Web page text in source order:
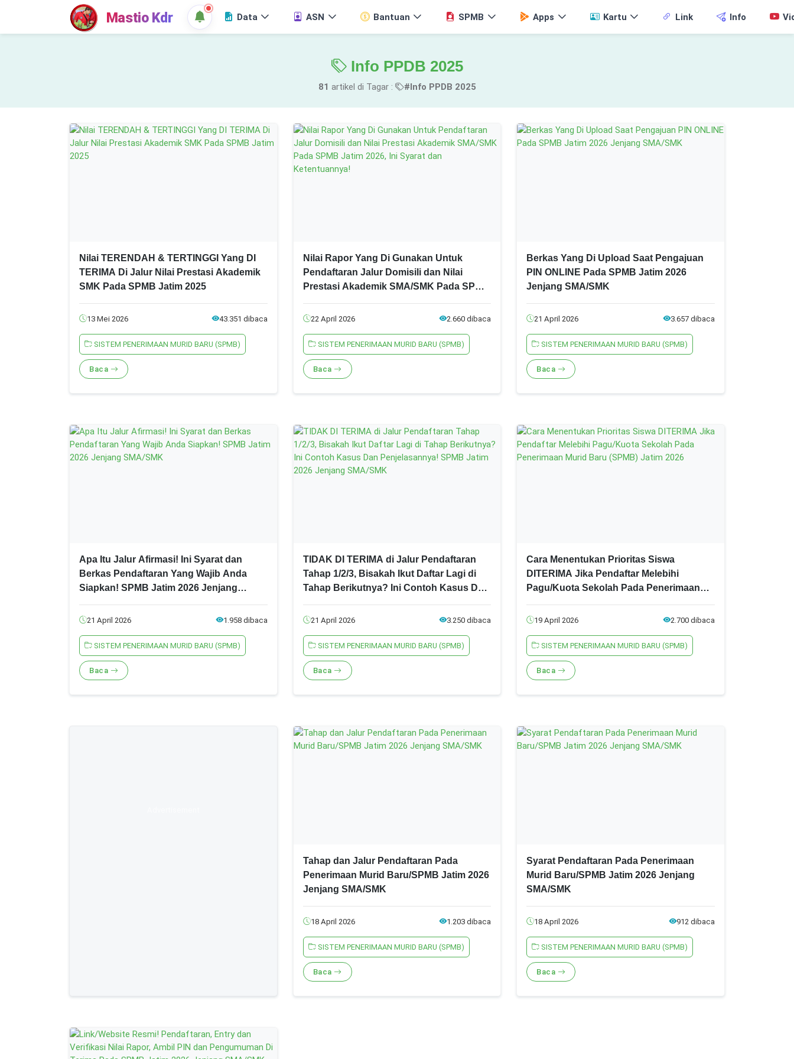
Mastio Kdr Data ASN Bantuan SPMB Apps Kartu Link Info
Info PPDB 2025
81 artikel di Tagar : #Info PPDB 2025
Nilai TERENDAH & TERTINGGI Yang DI
TERIMA Di Jalur Nilai Prestasi Akademik
SMK Pada SPMB Jatim 2025
13 Mei 2026 43.351 dibaca
SISTEM PENERIMAAN MURID BARU (SPMB)
Baca
Nilai Rapor Yang Di Gunakan Untuk
Pendaftaran Jalur Domisili dan Nilai
Prestasi Akademik SMA/SMK Pada SPMB
22 April 2026 2.660 dibaca
SISTEM PENERIMAAN MURID BARU (SPMB)
Baca
Berkas Yang Di Upload Saat Pengajuan
PIN ONLINE Pada SPMB Jatim 2026
Jenjang SMA/SMK
21 April 2026 3.657 dibaca
SISTEM PENERIMAAN MURID BARU (SPMB)
Baca
Apa Itu Jalur Afirmasi! Ini Syarat dan
Berkas Pendaftaran Yang Wajib Anda
Siapkan! SPMB Jatim 2026 Jenjang
21 April 2026 1.958 dibaca
SISTEM PENERIMAAN MURID BARU (SPMB)
Baca
TIDAK DI TERIMA di Jalur Pendaftaran
Tahap 1/2/3, Bisakah Ikut Daftar Lagi di
Tahap Berikutnya? Ini Contoh Kasus Dan
SMA/SMK
21 April 2026 3.250 dibaca
SISTEM PENERIMAAN MURID BARU (SPMB)
Baca
Cara Menentukan Prioritas Siswa
DITERIMA Jika Pendaftar Melebihi
Pagu/Kuota Sekolah Pada Penerimaan
19 April 2026 2.700 dibaca
SISTEM PENERIMAAN MURID BARU (SPMB)
Baca
Tahap dan Jalur Pendaftaran Pada
Penerimaan Murid Baru/SPMB Jatim 2026
Jenjang SMA/SMK
18 April 2026 1.203 dibaca
SISTEM PENERIMAAN MURID BARU (SPMB)
Baca
Syarat Pendaftaran Pada Penerimaan
Murid Baru/SPMB Jatim 2026 Jenjang
SMA/SMK
18 April 2026 912 dibaca
SISTEM PENERIMAAN MURID BARU (SPMB)
Baca